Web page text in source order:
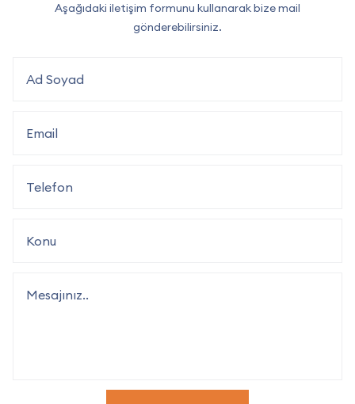
Aşağıdaki iletişim formunu kullanarak bize mail
gönderebilirsiniz.